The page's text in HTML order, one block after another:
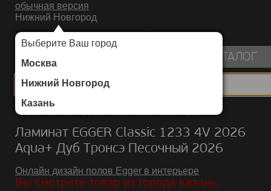
обычная версия
Нижний Новгород
Выберите Ваш город
Москва
Нижний Новгород
Казань
ИНТЕРНЕТ-МАГАЗИН НАПОЛЬНЫХ ПОКРЫТИЙ
КАТАЛОГ
Каталог/Ламинат/EGGER/Classic 1233 4V 2026 Aqua+
Ламинат EGGER Classic 1233 4V 2026
Aqua+ Дуб Тронсэ Песочный 2026
Онлайн дизайн полов Egger в интерьере
Вы смотрите товар из города Казань.